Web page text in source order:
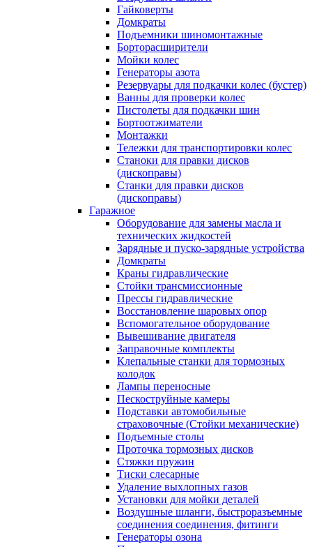
Гайковерты
Домкраты
Подъемники шиномонтажные
Борторасширители
Мойки колес
Генераторы азота
Резервуары для подкачки колес (бустер)
Ванны для проверки колес
Пистолеты для подкачки шин
Бортоотжиматели
Монтажки
Тележки для транспортировки колес
Станоки для правки дисков
(дископравы)
Станки для правки дисков
(дископравы)
Гаражное
Оборудование для замены масла и
технических жидкостей
Зарядные и пуско-зарядные устройства
Домкраты
Краны гидравлические
Стойки трансмиссионные
Прессы гидравлические
Восстановление шаровых опор
Вспомогательное оборудование
Вывешивание двигателя
Заправочные комплекты
Клепальные станки для тормозных
колодок
Лампы переносные
Пескоструйные камеры
Подставки автомобильные
страховочные (Стойки механические)
Подъемные столы
Проточка тормозных дисков
Стяжки пружин
Тиски слесарные
Удаление выхлопных газов
Установки для мойки деталей
Воздушные шланги, быстроразъемные
соединения соединения, фитинги
Генераторы озона